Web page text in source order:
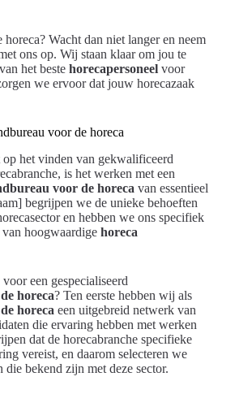
Wacht dan niet langer en neem
ons op. Wij staan klaar om jou te
het beste horecapersoneel voor
we ervoor dat jouw horecazaak
voor de horeca
op het vinden van gekwalificeerd
is het werken met een
voor de horeca van essentieel
begrijpen we de unieke behoeften
en hebben we ons specifiek
hoogwaardige horeca
een gespecialiseerd
horeca? Ten eerste hebben wij als
horeca een uitgebreid netwerk van
die ervaring hebben met werken
dat de horecabranche specifieke
vereist, en daarom selecteren we
bekend zijn met deze sector.